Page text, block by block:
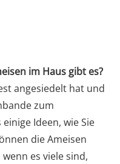
im Haus gibt es?
angesiedelt hat und
zum
Ideen, wie Sie
die Ameisen
es viele sind,